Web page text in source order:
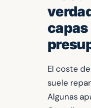
capas
El coste
suele
Algunas